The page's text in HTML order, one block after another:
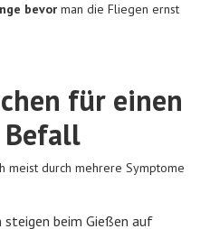
bevor man die Fliegen ernst
für einen
Befall
meist durch mehrere Symptome
steigen beim Gießen auf